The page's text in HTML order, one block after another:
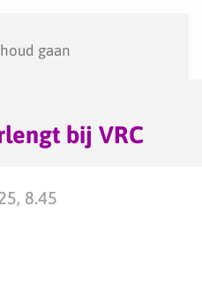
gaan
bij VRC
8.45